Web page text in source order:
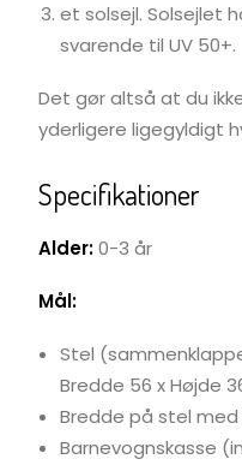
et solsejl. Solsejlet
svarende til UV 50+.
Det gør altså at du
yderligere ligegyldigt
Specifikationer
Alder:0-3 år
Mål:
Stel
Bredde 56 x Højde
Bredde på stel med
Barnevognskasse